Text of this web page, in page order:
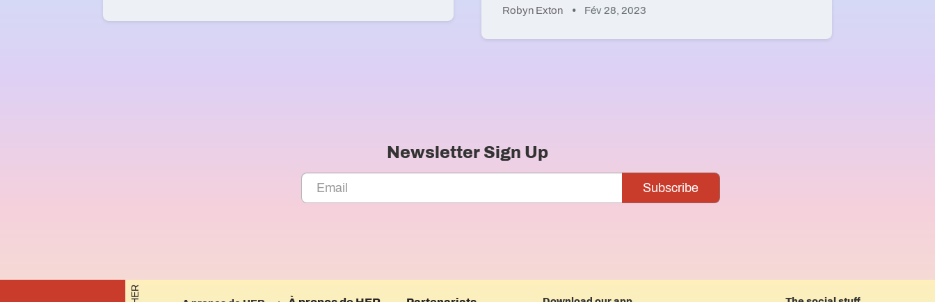
Robyn Exton Fév 28, 2023
Newsletter Sign Up